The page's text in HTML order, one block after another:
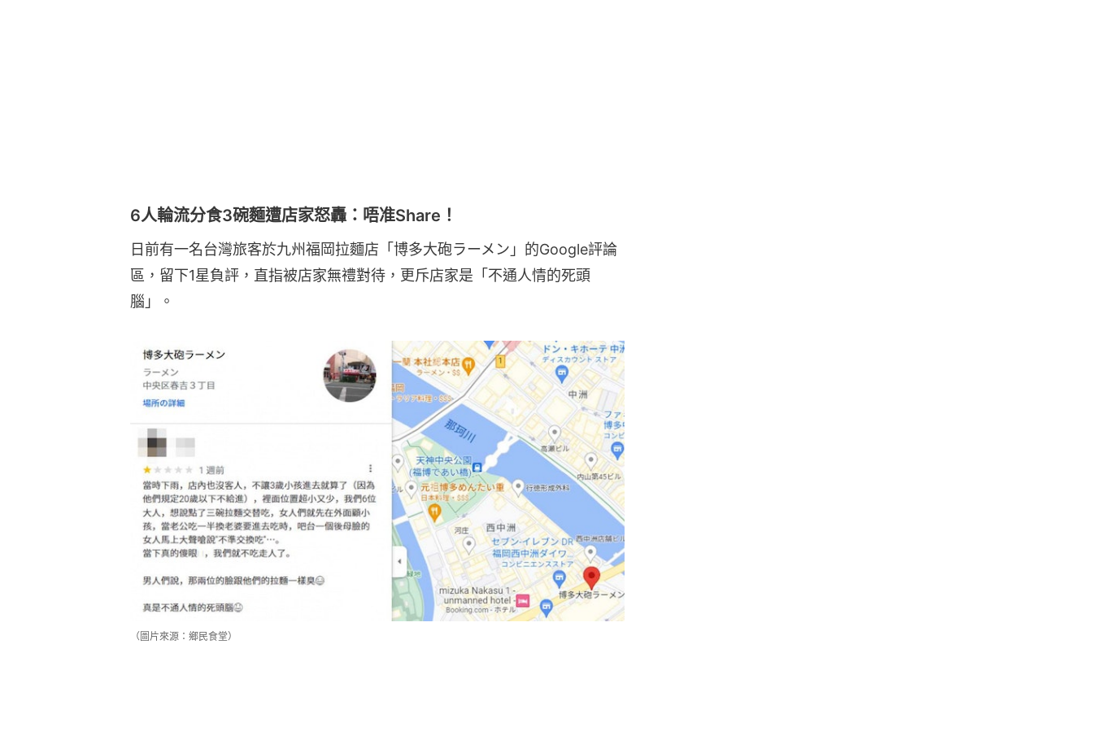
6人輪流分食3碗麵遭店家怒轟：唔准Share！
日前有一名台灣旅客於九州福岡拉麵店「博多大砲ラーメン」的Google評論
區，留下1星負評，直指被店家無禮對待，更斥店家是「不通人情的死頭
腦」。
（圖片來源：鄉民食堂）